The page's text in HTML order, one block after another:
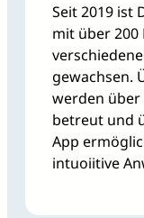
Seit 2019 ist
mit über
gewachsen.
werden über
betreut und
App
intuoiitive